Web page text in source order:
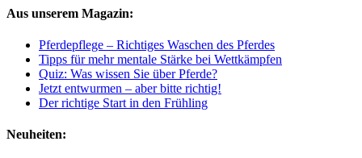
Aus unserem Magazin:
Pferdepflege – Richtiges Waschen des Pferdes
Tipps für mehr mentale Stärke bei Wettkämpfen
Quiz: Was wissen Sie über Pferde?
Jetzt entwurmen – aber bitte richtig!
Der richtige Start in den Frühling
Neuheiten: